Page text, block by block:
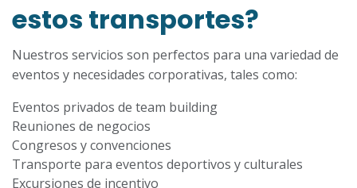
estos transportes?
Nuestros servicios son perfectos para una variedad de
eventos y necesidades corporativas, tales como:
Eventos privados de team building
Reuniones de negocios
Congresos y convenciones
Transporte para eventos deportivos y culturales
Excursiones de incentivo